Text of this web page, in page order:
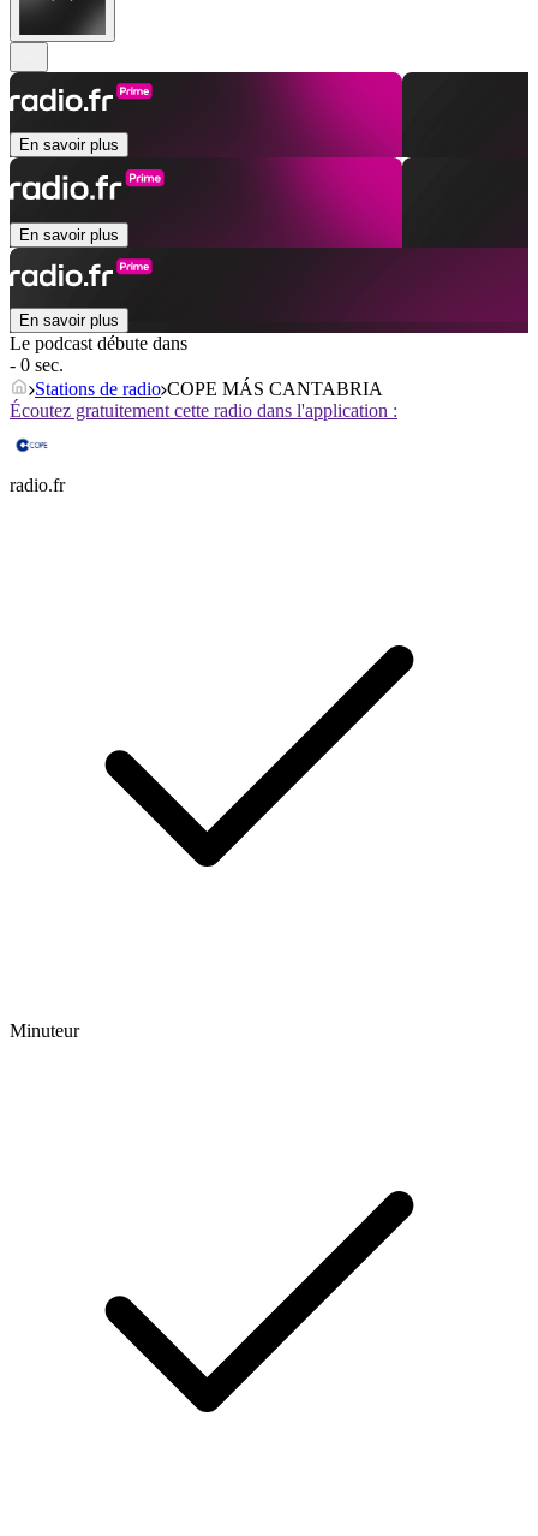
En savoir plus
En savoir plus
En savoir plus
Le podcast débute dans
- 0 sec.
Stations de radio COPE MÁS CANTABRIA
Écoutez gratuitement cette radio dans l'application :
radio.fr
Minuteur